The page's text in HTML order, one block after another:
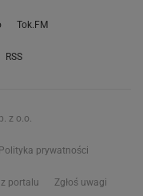
Tok.FM
RSS
z o.o.
Polityka prywatności
portalu Zgłoś uwagi